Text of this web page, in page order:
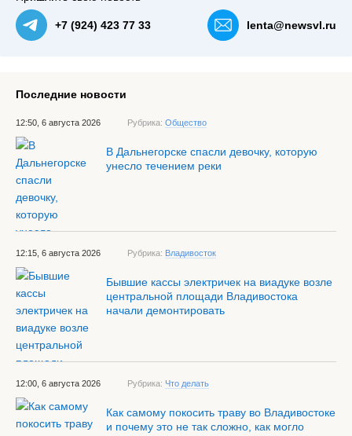
+7 (924) 423 77 33 lenta@newsvl.ru
Последние новости
12:50, 6 августа 2026 Рубрика: Общество
В Дальнегорске спасли девочку, которую
унесло течением реки
12:15, 6 августа 2026 Рубрика: Владивосток
Бывшие кассы электричек на виадуке возле
центральной площади Владивостока
начали демонтировать
12:00, 6 августа 2026 Рубрика: Что делать
Как самому покосить траву во Владивостоке
и почему это не так сложно, как могло